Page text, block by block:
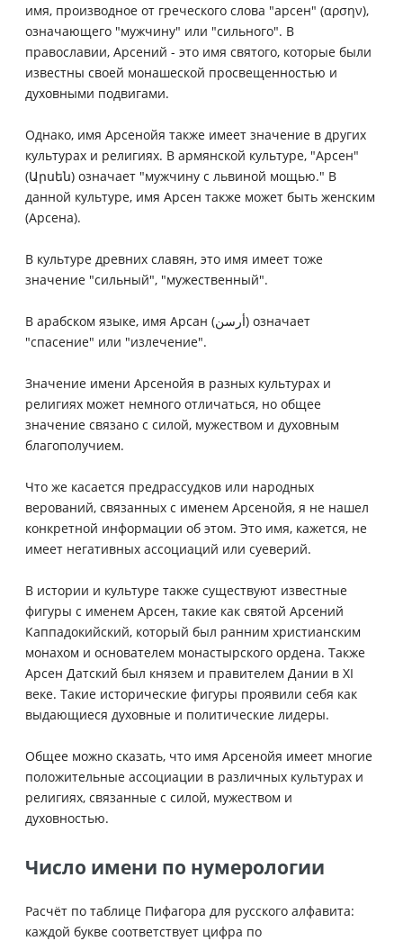
имя, производное от греческого слова "арсен" (αρσην),
означающего "мужчину" или "сильного". В
православии, Арсений - это имя святого, которые были
известны своей монашеской просвещенностью и
духовными подвигами.
Однако, имя Арсенойя также имеет значение в других
культурах и религиях. В армянской культуре, "Арсен"
(Արսեն) означает "мужчину с львиной мощью." В
данной культуре, имя Арсен также может быть женским
(Арсена).
В культуре древних славян, это имя имеет тоже
значение "сильный", "мужественный".
В арабском языке, имя Арсан (أرسن) означает
"спасение" или "излечение".
Значение имени Арсенойя в разных культурах и
религиях может немного отличаться, но общее
значение связано с силой, мужеством и духовным
благополучием.
Что же касается предрассудков или народных
верований, связанных с именем Арсенойя, я не нашел
конкретной информации об этом. Это имя, кажется, не
имеет негативных ассоциаций или суеверий.
В истории и культуре также существуют известные
фигуры с именем Арсен, такие как святой Арсений
Каппадокийский, который был ранним христианским
монахом и основателем монастырского ордена. Также
Арсен Датский был князем и правителем Дании в XI
веке. Такие исторические фигуры проявили себя как
выдающиеся духовные и политические лидеры.
Общее можно сказать, что имя Арсенойя имеет многие
положительные ассоциации в различных культурах и
религиях, связанные с силой, мужеством и
духовностью.
Число имени по нумерологии
Расчёт по таблице Пифагора для русского алфавита:
каждой букве соответствует цифра по